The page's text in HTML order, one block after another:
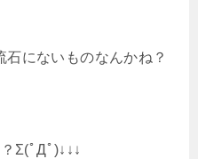
にないものなんかね？
Σ(ﾟДﾟ)↓↓↓